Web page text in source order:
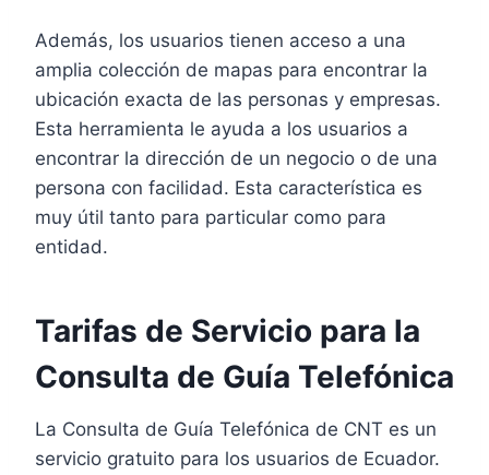
Además, los usuarios tienen acceso a una
amplia colección de mapas para encontrar la
ubicación exacta de las personas y empresas.
Esta herramienta le ayuda a los usuarios a
encontrar la dirección de un negocio o de una
persona con facilidad. Esta característica es
muy útil tanto para particular como para
entidad.
Tarifas de Servicio para la
Consulta de Guía Telefónica
La Consulta de Guía Telefónica de CNT es un
servicio gratuito para los usuarios de Ecuador.